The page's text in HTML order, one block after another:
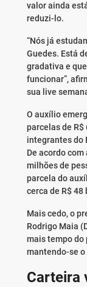
valor ainda
reduzi-lo.
“Nós já
Guedes. Está
gradativa e
funcionar”,
sua live
O auxílio
parcelas de
integrantes do
De acordo
milhões de
parcela do
cerca de R$ 48
Mais cedo, o
Rodrigo Maia
mais tempo do
mantendo-se o
Carteira